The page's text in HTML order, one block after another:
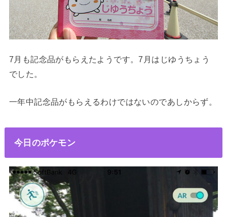
7月も記念品がもらえたようです。7月はじゆうちょう
でした。
一年中記念品がもらえるわけではないのであしからず。
今日のポケモン